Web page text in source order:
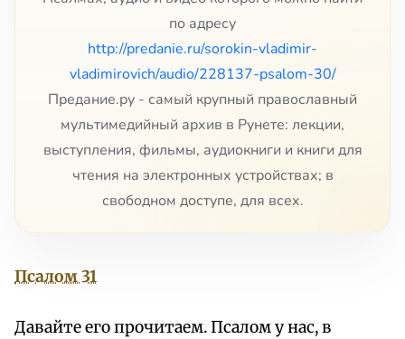
по адресу
http://predanie.ru/sorokin-vladimir-
vladimirovich/audio/228137-psalom-30/
Предание.ру - самый крупный православный
мультимедийный архив в Рунете: лекции,
выступления, фильмы, аудиокниги и книги для
чтения на электронных устройствах; в
свободном доступе, для всех.
Псалом 31
Давайте его прочитаем. Псалом у нас, в